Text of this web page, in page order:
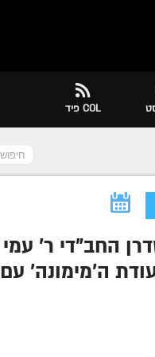
COL פיד
החב"די ר' עמי
ה'מימונה' עם